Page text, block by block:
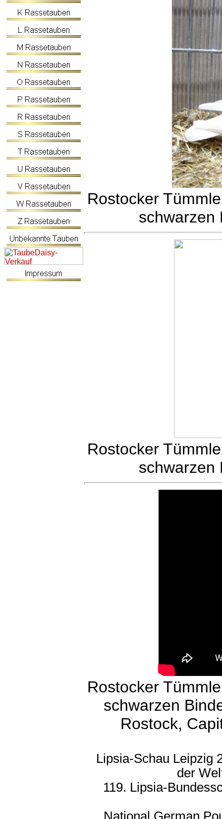
Rostocker
Rostocker
Rostocker
schwarzen
Rostock,
Lipsia-Schau Leipzig
der
119. Lipsia-
National German